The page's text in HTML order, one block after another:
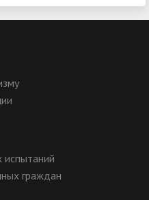
испытаний
граждан